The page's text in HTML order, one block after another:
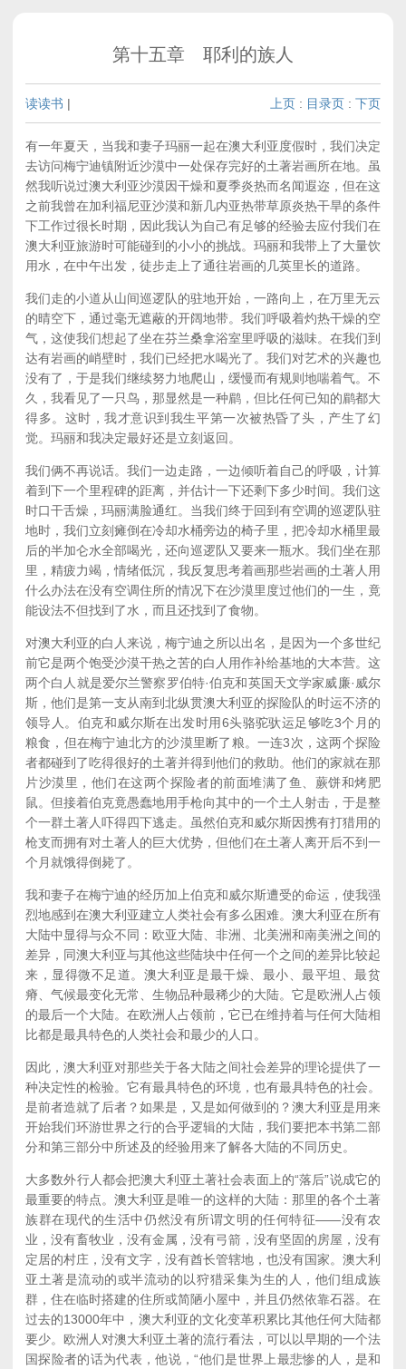
第十五章 耶利的族人
读读书 | 上页 : 目录页 : 下页
有一年夏天，当我和妻子玛丽一起在澳大利亚度假时，我们决定
去访问梅宁迪镇附近沙漠中一处保存完好的土著岩画所在地。虽
然我听说过澳大利亚沙漠因干燥和夏季炎热而名闻遐迩，但在这
之前我曾在加利福尼亚沙漠和新几内亚热带草原炎热干旱的条件
下工作过很长时期，因此我认为自己有足够的经验去应付我们在
澳大利亚旅游时可能碰到的小小的挑战。玛丽和我带上了大量饮
用水，在中午出发，徒步走上了通往岩画的几英里长的道路。
我们走的小道从山间巡逻队的驻地开始，一路向上，在万里无云
的晴空下，通过毫无遮蔽的开阔地带。我们呼吸着灼热干燥的空
气，这使我们想起了坐在芬兰桑拿浴室里呼吸的滋味。在我们到
达有岩画的峭壁时，我们已经把水喝光了。我们对艺术的兴趣也
没有了，于是我们继续努力地爬山，缓慢而有规则地喘着气。不
久，我看见了一只鸟，那显然是一种鹛，但比任何已知的鹛都大
得多。这时，我才意识到我生平第一次被热昏了头，产生了幻
觉。玛丽和我决定最好还是立刻返回。
我们俩不再说话。我们一边走路，一边倾听着自己的呼吸，计算
着到下一个里程碑的距离，并估计一下还剩下多少时间。我们这
时口干舌燥，玛丽满脸通红。当我们终于回到有空调的巡逻队驻
地时，我们立刻瘫倒在冷却水桶旁边的椅子里，把冷却水桶里最
后的半加仑水全部喝光，还向巡逻队又要来一瓶水。我们坐在那
里，精疲力竭，情绪低沉，我反复思考着画那些岩画的土著人用
什么办法在没有空调住所的情况下在沙漠里度过他们的一生，竟
能设法不但找到了水，而且还找到了食物。
对澳大利亚的白人来说，梅宁迪之所以出名，是因为一个多世纪
前它是两个饱受沙漠干热之苦的白人用作补给基地的大本营。这
两个白人就是爱尔兰警察罗伯特·伯克和英国天文学家威廉·威尔
斯，他们是第一支从南到北纵贯澳大利亚的探险队的时运不济的
领导人。伯克和威尔斯在出发时用6头骆驼驮运足够吃3个月的
粮食，但在梅宁迪北方的沙漠里断了粮。一连3次，这两个探险
者都碰到了吃得很好的土著并得到他们的救助。他们的家就在那
片沙漠里，他们在这两个探险者的前面堆满了鱼、蕨饼和烤肥
鼠。但接着伯克竟愚蠢地用手枪向其中的一个土人射击，于是整
个一群土著人吓得四下逃走。虽然伯克和威尔斯因携有打猎用的
枪支而拥有对土著人的巨大优势，但他们在土著人离开后不到一
个月就饿得倒毙了。
我和妻子在梅宁迪的经历加上伯克和威尔斯遭受的命运，使我强
烈地感到在澳大利亚建立人类社会有多么困难。澳大利亚在所有
大陆中显得与众不同：欧亚大陆、非洲、北美洲和南美洲之间的
差异，同澳大利亚与其他这些陆块中任何一个之间的差异比较起
来，显得微不足道。澳大利亚是最干燥、最小、最平坦、最贫
瘠、气候最变化无常、生物品种最稀少的大陆。它是欧洲人占领
的最后一个大陆。在欧洲人占领前，它已在维持着与任何大陆相
比都是最具特色的人类社会和最少的人口。
因此，澳大利亚对那些关于各大陆之间社会差异的理论提供了一
种决定性的检验。它有最具特色的环境，也有最具特色的社会。
是前者造就了后者？如果是，又是如何做到的？澳大利亚是用来
开始我们环游世界之行的合乎逻辑的大陆，我们要把本书第二部
分和第三部分中所述及的经验用来了解各大陆的不同历史。
大多数外行人都会把澳大利亚土著社会表面上的“落后”说成它的
最重要的特点。澳大利亚是唯一的这样的大陆：那里的各个土著
族群在现代的生活中仍然没有所谓文明的任何特征——没有农
业，没有畜牧业，没有金属，没有弓箭，没有坚固的房屋，没有
定居的村庄，没有文字，没有酋长管辖地，也没有国家。澳大利
亚土著是流动的或半流动的以狩猎采集为生的人，他们组成族
群，住在临时搭建的住所或简陋小屋中，并且仍然依靠石器。在
过去的13000年中，澳大利亚的文化变革积累比其他任何大陆都
要少。欧洲人对澳大利亚土著的流行看法，可以以早期的一个法
国探险者的话为代表，他说，“他们是世界上最悲惨的人，是和